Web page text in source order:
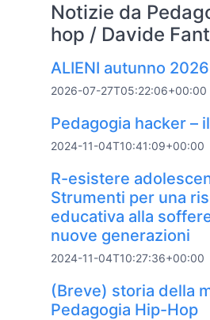
Notizie da
hop / Davide
ALIENI autunno 2026
2026-07-27T05:22:06+00:00
Pedagogia hacker –
2024-11-04T10:41:09+00:00
R-esistere
Strumenti per una
educativa alla
nuove generazioni
2024-11-04T10:27:36+00:00
(Breve) storia della
Pedagogia Hip-Hop